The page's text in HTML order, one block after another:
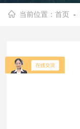
当前位置：首页 -